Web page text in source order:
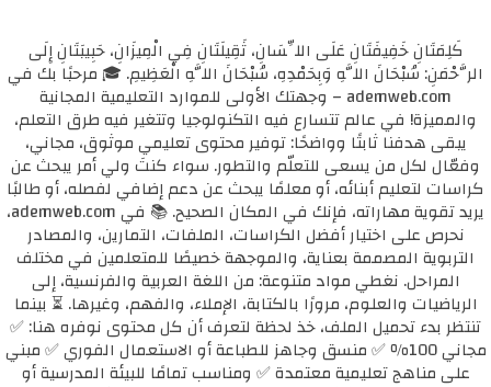
كَلِمَتَانِ خَفِيفَتَانِ عَلَى اللِّسَانِ، ثَقِيلَتَانِ فِي الْمِيزَانِ، حَبِيبَتَانِ إِلَى
الرَّحْمَنِ: سُبْحَانَ اللَّهِ وَبِحَمْدِهِ، سُبْحَانَ اللَّهِ الْعَظِيمِ. 🎓 مرحبًا بك في
ademweb.com – وجهتك الأولى للموارد التعليمية المجانية
والمميزة! في عالم تتسارع فيه التكنولوجيا وتتغير فيه طرق التعلم،
يبقى هدفنا ثابتًا وواضحًا: توفير محتوى تعليمي موثوق، مجاني،
وفعّال لكل من يسعى للتعلّم والتطور. سواء كنتَ ولي أمر يبحث عن
كراسات لتعليم أبنائه، أو معلمًا يبحث عن دعم إضافي لفصله، أو طالبًا
يريد تقوية مهاراته، فإنك في المكان الصحيح. 📚 في ademweb.com،
نحرص على اختيار أفضل الكراسات، الملفات، التمارين، والمصادر
التربوية المصممة بعناية، والموجهة خصيصًا للمتعلمين في مختلف
المراحل. نغطي مواد متنوعة: من اللغة العربية والفرنسية، إلى
الرياضيات والعلوم، مرورًا بالكتابة، الإملاء، والفهم، وغيرها. ⏳ بينما
تنتظر بدء تحميل الملف، خذ لحظة لتعرف أن كل محتوى نوفره هنا: ✅
مجاني 100٪ ✅ منسق وجاهز للطباعة أو الاستعمال الفوري ✅ مبني
على مناهج تعليمية معتمدة ✅ ومناسب تمامًا للبيئة المدرسية أو